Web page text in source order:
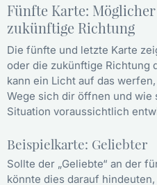
Fünfte Karte:
zukünftige Richtung
Die fünfte und letzte Karte
oder die zukünftige Richtung
kann ein Licht auf das
Wege sich dir öffnen und wie
Situation voraussichtlich
Beispielkarte: Geliebter
Sollte der „Geliebte“ an der
könnte dies darauf